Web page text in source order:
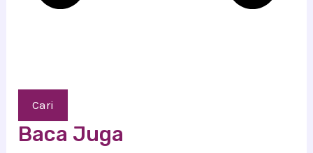
Cari
Baca Juga